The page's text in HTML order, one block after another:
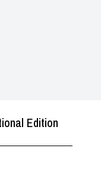
Edition